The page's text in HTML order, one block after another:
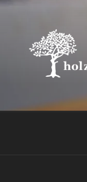
Zum